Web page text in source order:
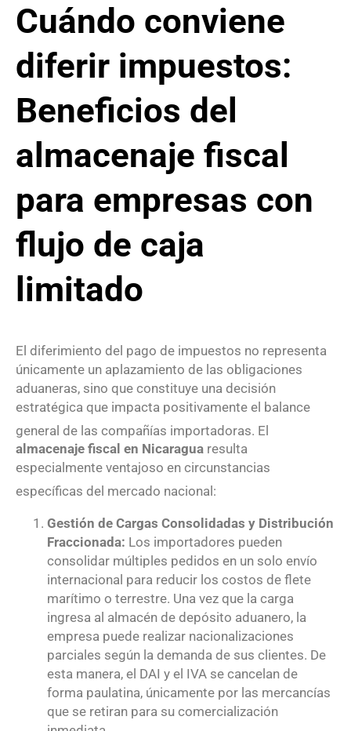
Cuándo conviene
diferir impuestos:
Beneficios del
almacenaje fiscal
para empresas con
flujo de caja
limitado
El diferimiento del pago de impuestos no representa
únicamente un aplazamiento de las obligaciones
aduaneras, sino que constituye una decisión
estratégica que impacta positivamente el balance
general de las compañías importadoras. El
almacenaje fiscal en Nicaragua resulta
especialmente ventajoso en circunstancias
específicas del mercado nacional :
Gestión de Cargas Consolidadas y Distribución
Fraccionada: Los importadores pueden
consolidar múltiples pedidos en un solo envío
internacional para reducir los costos de flete
marítimo o terrestre. Una vez que la carga
ingresa al almacén de depósito aduanero, la
empresa puede realizar nacionalizaciones
parciales según la demanda de sus clientes. De
esta manera, el DAI y el IVA se cancelan de
forma paulatina, únicamente por las mercancías
que se retiran para su comercialización